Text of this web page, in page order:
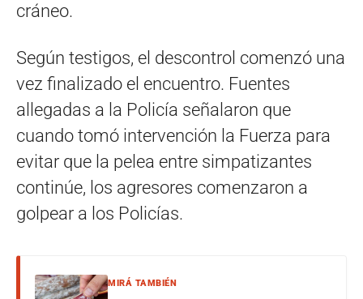
cráneo.
Según testigos, el descontrol comenzó una
vez finalizado el encuentro. Fuentes
allegadas a la Policía señalaron que
cuando tomó intervención la Fuerza para
evitar que la pelea entre simpatizantes
continúe, los agresores comenzaron a
golpear a los Policías.
MIRÁ TAMBIÉN